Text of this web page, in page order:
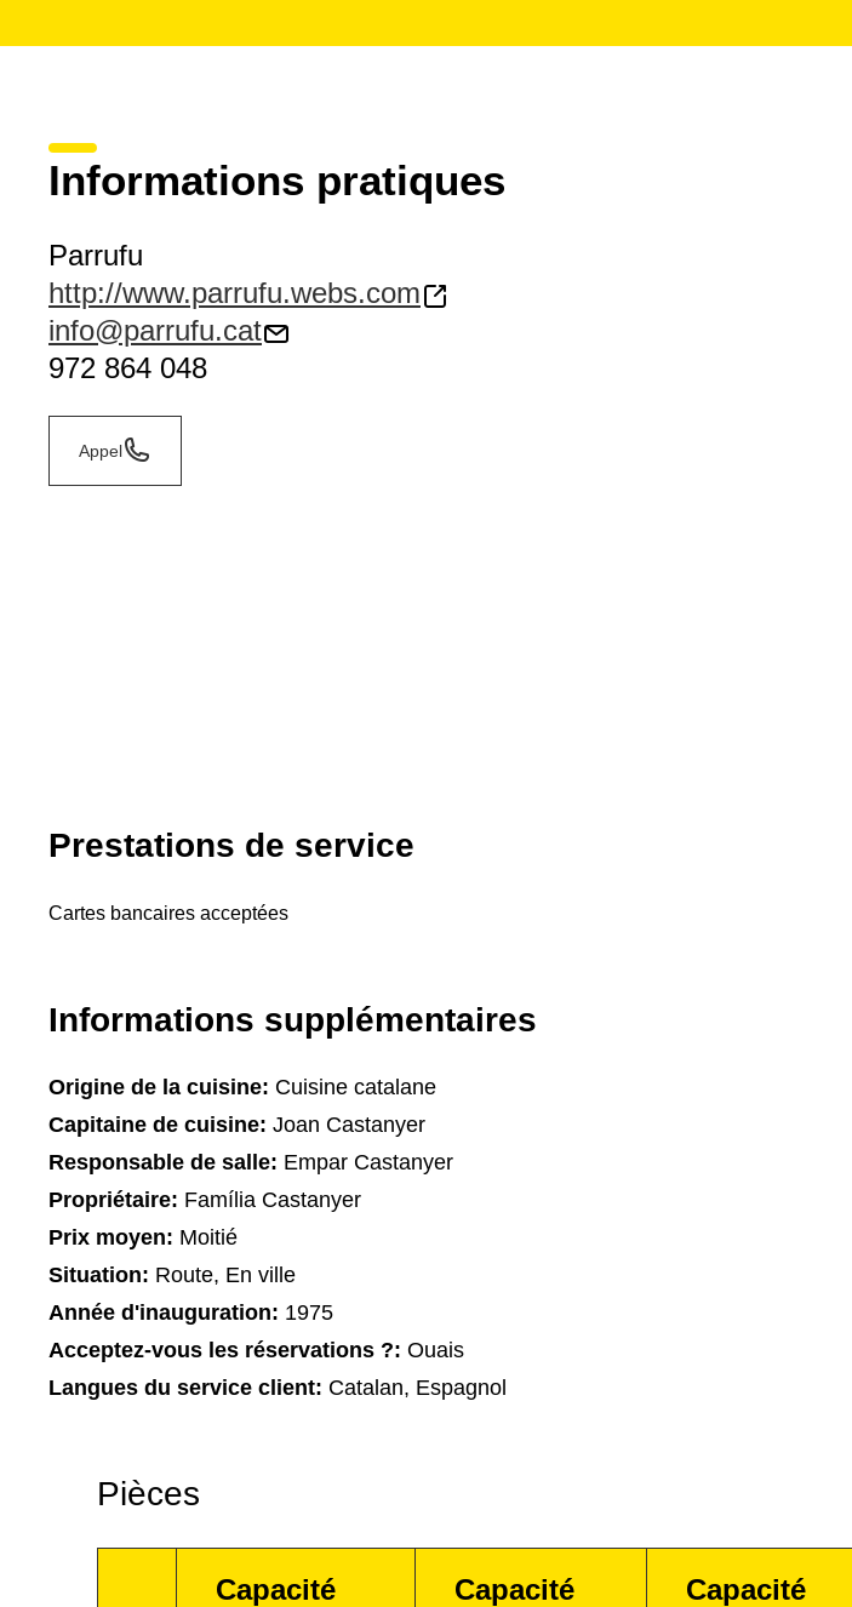
Informations pratiques
Parrufu
http://www.parrufu.webs.com
info@parrufu.cat
972 864 048
Appel
Prestations de service
Cartes bancaires acceptées
Informations supplémentaires
Origine de la cuisine: Cuisine catalane
Capitaine de cuisine: Joan Castanyer
Responsable de salle: Empar Castanyer
Propriétaire: Família Castanyer
Prix moyen: Moitié
Situation: Route, En ville
Année d'inauguration: 1975
Acceptez-vous les réservations ?: Ouais
Langues du service client: Catalan, Espagnol
Pièces
Capacité
Capacité
Capacité